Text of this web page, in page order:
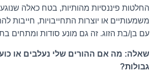
החלטות פיננסיות מהותיות, בטח כאלה
משמעותיים או יוצרות התחייבויות, חייבות
עם בן/בת הזוג. זה גם מונע סודות ומתחים
שאלה: מה אם ההורים שלי נעלבים או
גבולות?